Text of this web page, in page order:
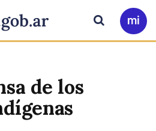
Ir
a
Buscar
de los